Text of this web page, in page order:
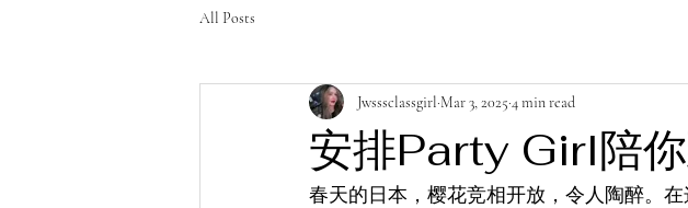
All Posts
安排Party Girl陪
Jwsssclassgirl Mar 3, 2025 4 min read
春天的日本，樱花竞相开放，令人陶醉。